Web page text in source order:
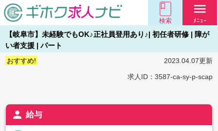
検索
menu
ﾒﾆｭｰ
【岐阜市】未経験でもOK♪正社員登用あり♪| 初任者研修 | 障が
い者支援 | パート
おすすめ! 2023.04.07更新
求人ID：3587-ca-sy-p-scap
person 給与